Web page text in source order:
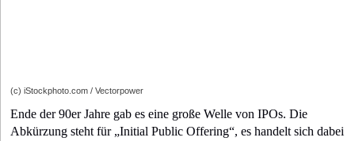
(c) iStockphoto.com / Vectorpower
Ende der 90er Jahre gab es eine große Welle von IPOs. Die
Abkürzung steht für „Initial Public Offering“, es handelt sich dabei